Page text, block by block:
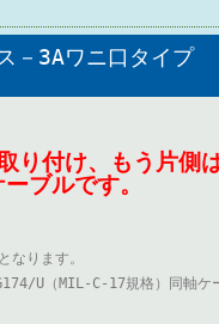
－3Aワニ口タイプ
り付け、もう片側
ブルです。
なります。
U（MIL-C-17規格）同軸